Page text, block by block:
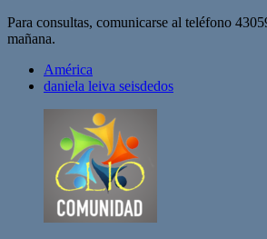
Para consultas, comunicarse al teléfono
mañana.
América
daniela leiva seisdedos